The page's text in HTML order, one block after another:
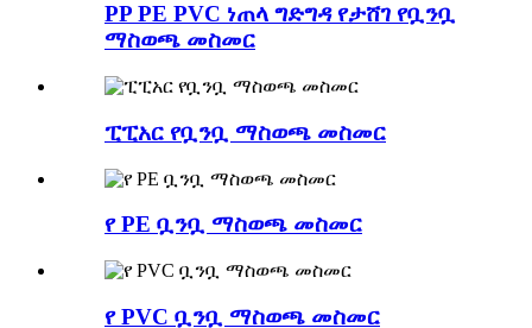
PP PE PVC ነጠላ ግድግዳ የታሸገ የቧንቧ
ማስወጫ መስመር
ፒፒአር የቧንቧ ማስወጫ መስመር
የ PE ቧንቧ ማስወጫ መስመር
የ PVC ቧንቧ ማስወጫ መስመር